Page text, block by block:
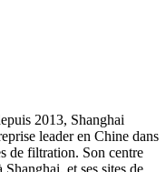
2013, Shanghai
leader en Chine dans
de filtration. Son centre
et ses sites de